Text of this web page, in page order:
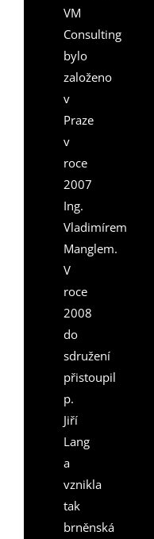
VM
Consulting
bylo
založeno
v
Praze
v
roce
2007
Ing.
Vladimírem
Manglem.
V
roce
2008
do
sdružení
přistoupil
p.
Jiří
Lang
a
vznikla
tak
brněnská